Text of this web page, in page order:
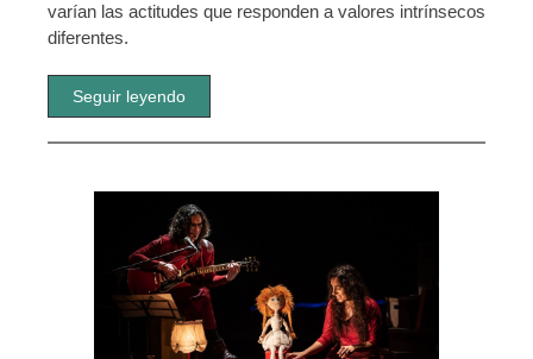
varían las actitudes que responden a valores intrínsecos
diferentes.
Seguir leyendo